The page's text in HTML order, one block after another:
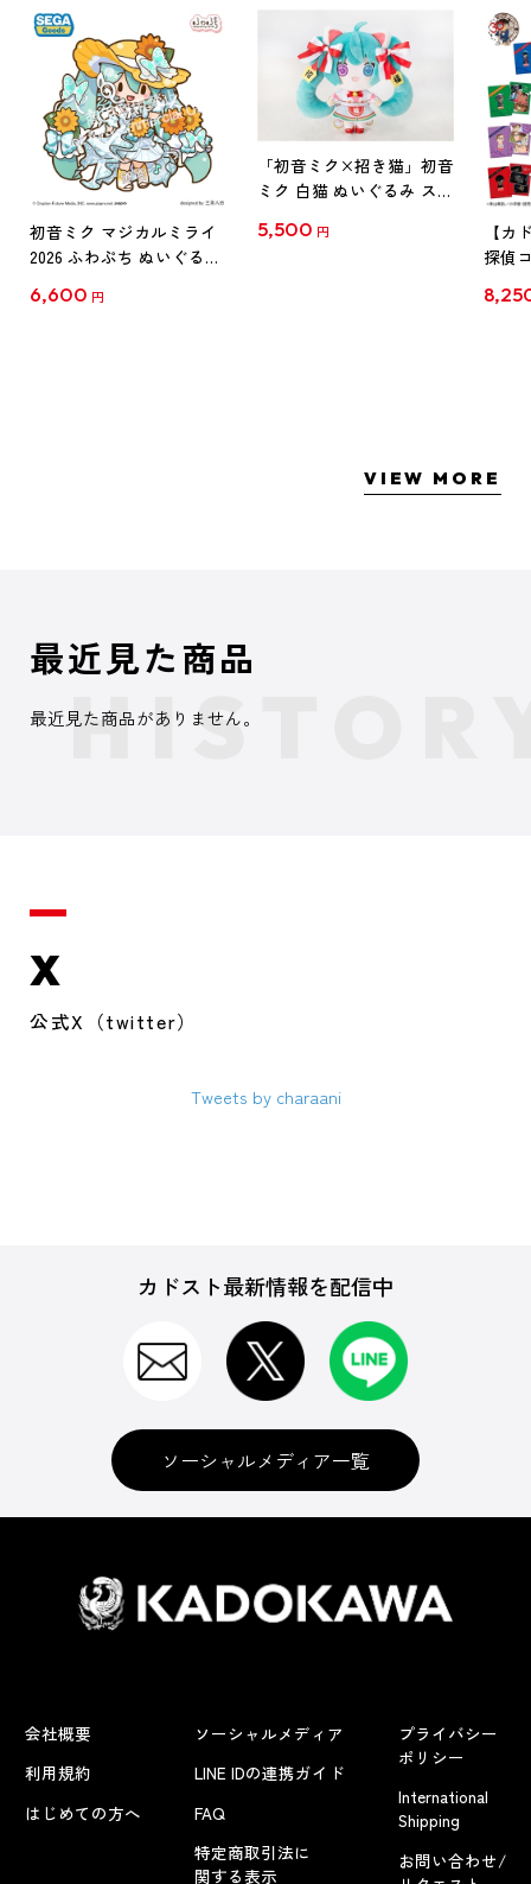
初音ミク マジカルミライ
2026 ふわぷち ぬいぐるみ
6,600 円
「初音ミク×招き猫」初音
ミク 白猫 ぬいぐるみ スタ
5,500 円
【カ
探偵
クリ
VIEW MORE
最近見た商品
最近見た商品がありません。
X
公式X（twitter）
Tweets by charaani
カドスト最新情報を配信中
ソーシャルメディア一覧
会社概要
利用規約
はじめての方へ
ソーシャルメディア
LINE IDの連携ガイド
FAQ
特定商取引法に
関する表示
プライバシー
ポリシー
International
Shipping
お問い合わせ/